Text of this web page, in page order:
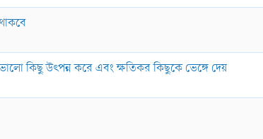
কিছু উৎপন্ন করে এবং ক্ষতিকর কিছুকে ভেঙ্গে দেয়